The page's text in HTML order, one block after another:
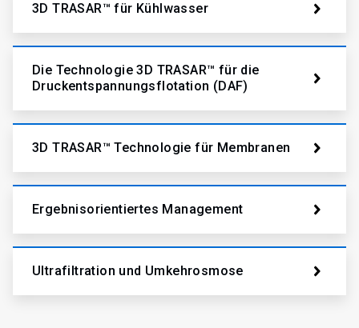
3D TRASAR™ für Kühlwasser
Die Technologie 3D TRASAR™ für die
Druckentspannungsflotation (DAF)
3D TRASAR™ Technologie für Membranen
Ergebnisorientiertes Management
Ultrafiltration und Umkehrosmose